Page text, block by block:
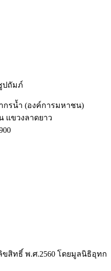
ปถัมภ์
กรน้ำ (องค์การมหาชน)
แขวงลาดยาว
สิทธิ์ พ.ศ.2560 โดยมูลนิธิอุทก